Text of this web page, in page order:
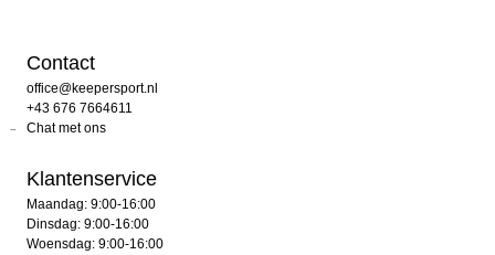
Contact
office@keepersport.nl
+43 676 7664611
Chat met ons
Klantenservice
Maandag: 9:00-16:00
Dinsdag: 9:00-16:00
Woensdag: 9:00-16:00